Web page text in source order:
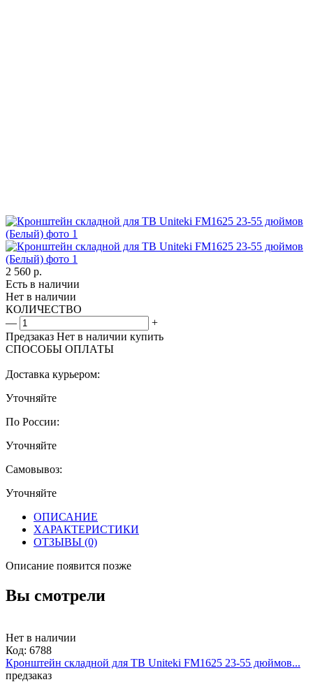
2 560 р.
Есть в наличии
Нет в наличии
КОЛИЧЕСТВО
—
+
Предзаказ Нет в наличии купить
СПОСОБЫ ОПЛАТЫ
Доставка курьером:
Уточняйте
По России:
Уточняйте
Самовывоз:
Уточняйте
ОПИСАНИЕ
ХАРАКТЕРИСТИКИ
ОТЗЫВЫ (0)
Описание появится позже
Вы смотрели
Нет в наличии
Код: 6788
Кронштейн складной для ТВ Uniteki FM1625 23-55 дюймов...
предзаказ